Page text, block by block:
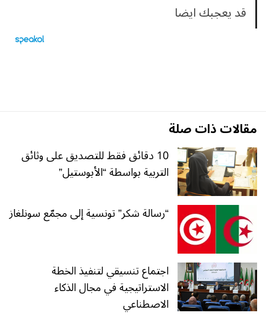
قد يعجبك ايضا
مقالات ذات صلة
10 دقائق فقط للتصديق على وثائق
التربية بواسطة “الأبوستيل”
“رسالة شكر” تونسية إلى مجمّع سونلغاز
اجتماع تنسيقي لتنفيذ الخطة
الاستراتيجية في مجال الذكاء
الاصطناعي